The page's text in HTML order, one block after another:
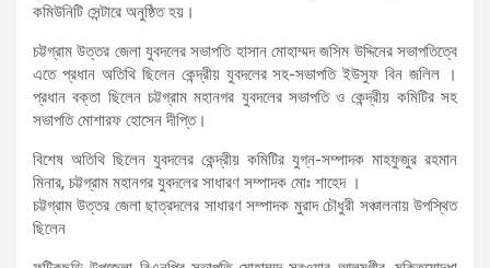
কমিউনিটি সেন্টারে অনুষ্ঠিত হয়।
চট্টগ্রাম উত্তর জেলা যুবদলের সভাপতি হাসান মোহাম্মদ জসিম উদ্দিনের সভাপতিত্বে
এতে প্রধান অতিথি ছিলেন কেন্দ্রীয় যুবদলের সহ-সভাপতি ইউসুফ বিন জলিল ।
প্রধান বক্তা ছিলেন চট্টগ্রাম মহানগর যুবদলের সভাপতি ও কেন্দ্রীয় কমিটির সহ
সভাপতি মোশারফ হোসেন দীপ্তি।
বিশেষ অতিথি ছিলেন যুবদলের কেন্দ্রীয় কমিটির যুগ্ন-সম্পাদক মাহফুজুর রহমান
মিনার, চট্টগ্রাম মহানগর যুবদলের সাধারণ সম্পাদক মোঃ শাহেদ ।
চট্টগ্রাম উত্তর জেলা ছাত্রদলের সাধারণ সম্পাদক মুরাদ চৌধুরী সঞ্চালনায় উপস্থিত
ছিলেন